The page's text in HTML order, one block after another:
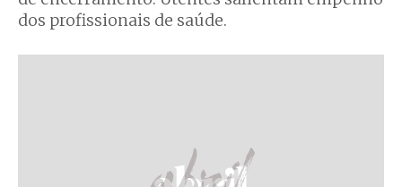
dos profissionais de saúde.